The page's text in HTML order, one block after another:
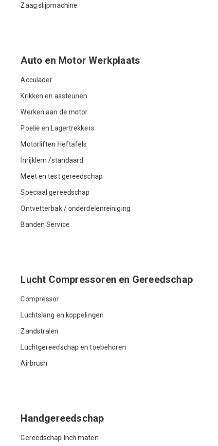
Zaag slijpmachine
Auto en Motor Werkplaats
Acculader
Krikken en assteunen
Werken aan de motor
Poelie en Lagertrekkers
Motorliften Heftafels
Inrijklem /standaard
Meet en test gereedschap
Speciaal gereedschap
Ontvetterbak / onderdelenreiniging
Banden Service
Lucht Compressoren en Gereedschap
Compressor
Luchtslang en koppelingen
Zandstralen
Luchtgereedschap en toebehoren
Airbrush
Handgereedschap
Gereedschap Inch maten